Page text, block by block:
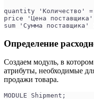
quantity 'Количество' =
price 'Цена
sum 'Сумма
Определение
Создаем модуль, в
атрибуты, необходимые
продажи товара.
MODULE Shipment;